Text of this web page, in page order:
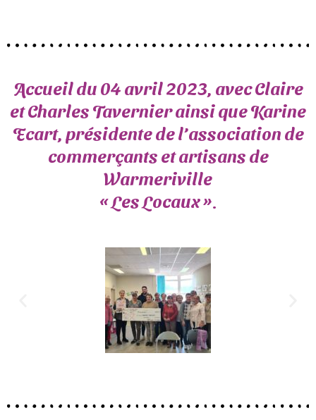
Accueil du 04 avril 2023, avec Claire
et Charles Tavernier ainsi que Karine
Ecart, présidente de l’association de
commerçants et artisans de
Warmeriville
« Les Locaux ».